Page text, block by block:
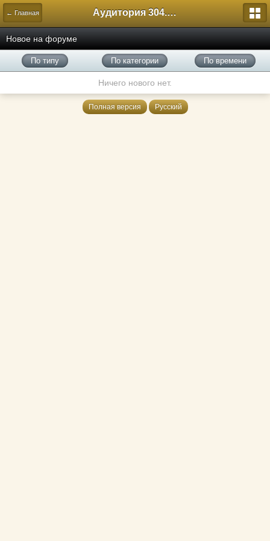
← Главная Аудитория 304. История России
Новое на форуме
По типу По категории По времени
Ничего нового нет.
Полная версия Русский